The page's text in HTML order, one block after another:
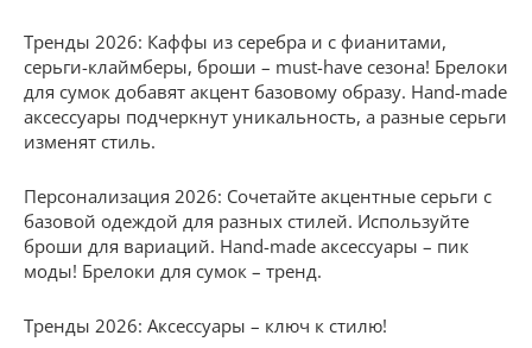
Тренды 2026: Каффы из серебра и с фианитами,
серьги-клаймберы, броши – must-have сезона! Брелоки
для сумок добавят акцент базовому образу. Hand-made
аксессуары подчеркнут уникальность, а разные серьги
изменят стиль.
Персонализация 2026: Сочетайте акцентные серьги с
базовой одеждой для разных стилей. Используйте
броши для вариаций. Hand-made аксессуары – пик
моды! Брелоки для сумок – тренд.
Тренды 2026: Аксессуары – ключ к стилю!